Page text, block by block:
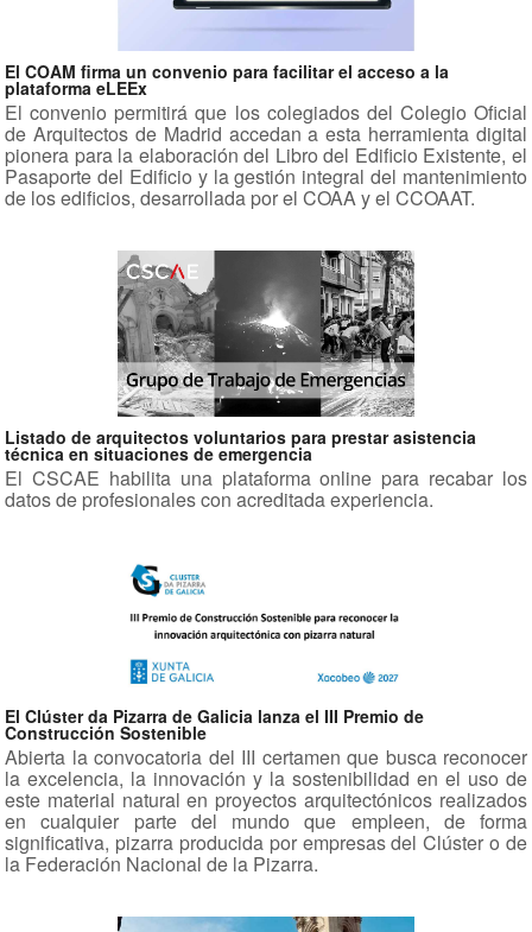
El COAM firma un convenio para facilitar el acceso a la
plataforma eLEEx
El convenio permitirá que los colegiados del Colegio Oficial
de Arquitectos de Madrid accedan a esta herramienta digital
pionera para la elaboración del Libro del Edificio Existente, el
Pasaporte del Edificio y la gestión integral del mantenimiento
de los edificios, desarrollada por el COAA y el CCOAAT.
Listado de arquitectos voluntarios para prestar asistencia
técnica en situaciones de emergencia
El CSCAE habilita una plataforma online para recabar los
datos de profesionales con acreditada experiencia.
El Clúster da Pizarra de Galicia lanza el III Premio de
Construcción Sostenible
Abierta la convocatoria del III certamen que busca reconocer
la excelencia, la innovación y la sostenibilidad en el uso de
este material natural en proyectos arquitectónicos realizados
en cualquier parte del mundo que empleen, de forma
significativa, pizarra producida por empresas del Clúster o de
la Federación Nacional de la Pizarra.